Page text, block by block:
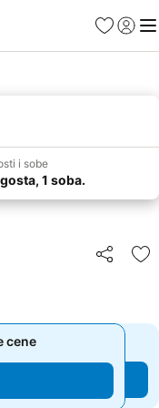
FavoritiPrijavi
i sobe
1 soba.
Deli
cene
cene